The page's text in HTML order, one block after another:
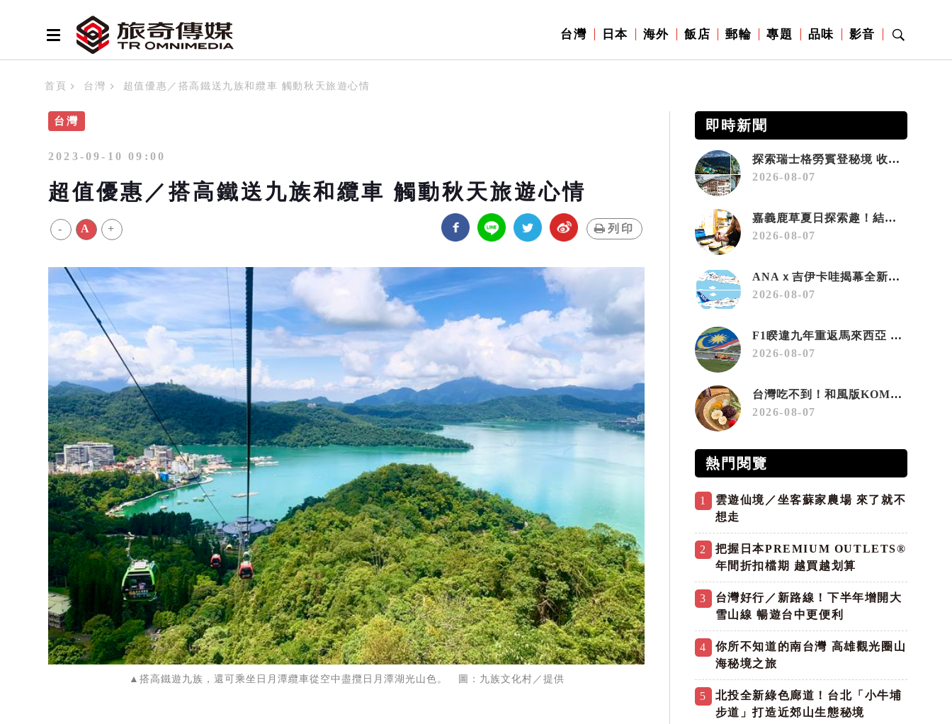
台灣 日本 海外 飯店 郵輪 專題 品味 影音
首頁 台灣 超值優惠／搭高鐵送九族和纜車 觸動秋天旅遊心情
台灣
2023-09-10 09:00
超值優惠／搭高鐵送九族和纜車 觸動秋天旅遊心情
- A + 列印
▲搭高鐵遊九族，還可乘坐日月潭纜車從空中盡攬日月潭湖光山色。 圖：九族文化村／提供
即時新聞
探索瑞士格勞賓登秘境 收藏六種阿爾卑斯夏日療癒之旅
2026-08-07
嘉義鹿草夏日探索趣！結合科學、農場與自然的親子小旅行
2026-08-07
ANAｘ吉伊卡哇揭幕全新彩繪機「Chiikawa JET」
2026-08-07
F1睽違九年重返馬來西亞 三大國際賽事打造10月運動旅遊熱潮 賽車、自行車、路跑同週登場
2026-08-07
台灣吃不到！和風版KOMEDA咖啡讓你吃遍名古屋在地美食
2026-08-07
熱門閱覽
1
雲遊仙境／坐客蘇家農場 來了就不
想走
2
把握日本PREMIUM OUTLETS®
年間折扣檔期 越買越划算
3
台灣好行／新路線！下半年增開大
雪山線 暢遊台中更便利
4
你所不知道的南台灣 高雄觀光圈山
海秘境之旅
5
北投全新綠色廊道！台北「小牛埔
步道」打造近郊山生態秘境